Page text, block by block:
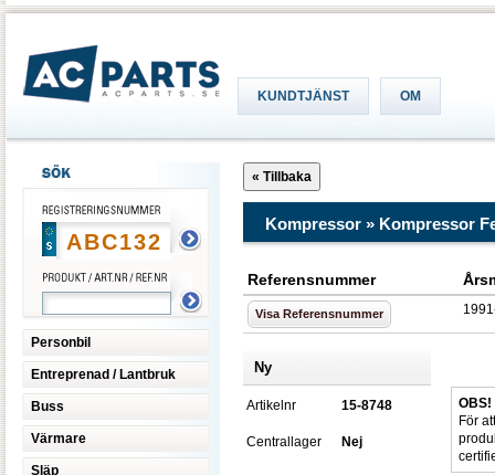
KUNDTJÄNST OM
Personbil
Entreprenad / Lantbruk
Buss
Värmare
Släp
Kompressor » Kompressor
Referensnummer
Visa Referensnummer
Ny
Artikelnr 15-8748
Centrallager Nej
OBS!
För